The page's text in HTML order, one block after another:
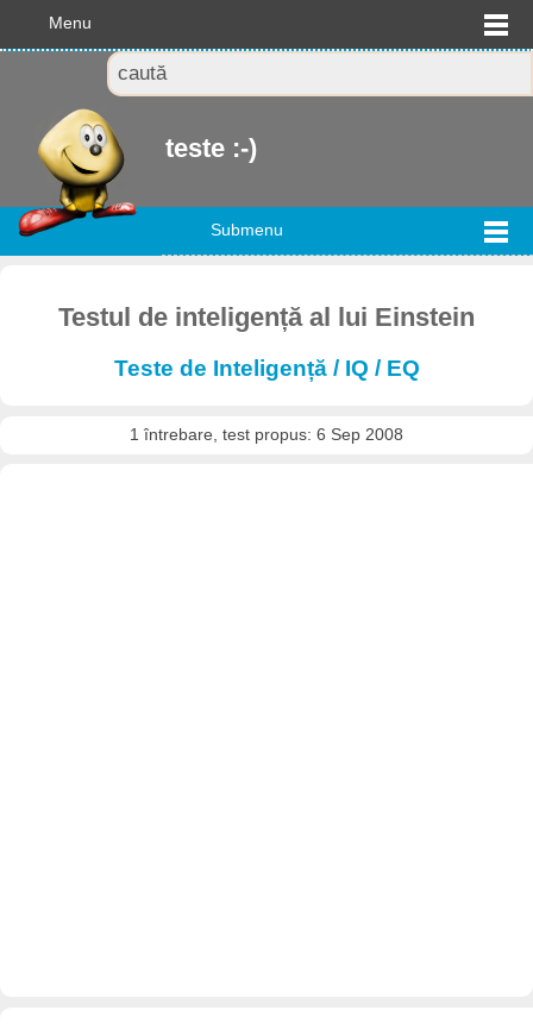
Menu
teste :-)
Submenu
Testul de inteligență al lui Einstein
Teste de Inteligență / IQ / EQ
1 întrebare, test propus: 6 Sep 2008